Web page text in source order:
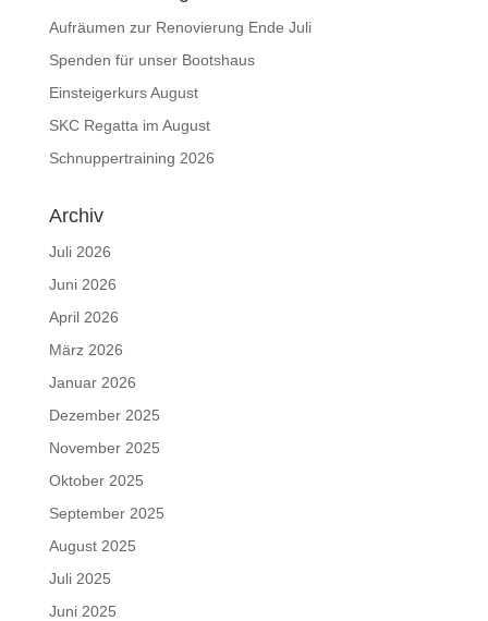
Aufräumen zur Renovierung Ende Juli
Spenden für unser Bootshaus
Einsteigerkurs August
SKC Regatta im August
Schnuppertraining 2026
Archiv
Juli 2026
Juni 2026
April 2026
März 2026
Januar 2026
Dezember 2025
November 2025
Oktober 2025
September 2025
August 2025
Juli 2025
Juni 2025